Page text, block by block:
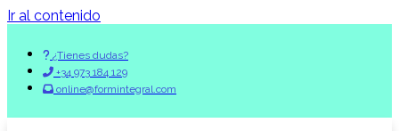
Ir al contenido
¿Tienes dudas?
+34 973 184 129
online@formintegral.com